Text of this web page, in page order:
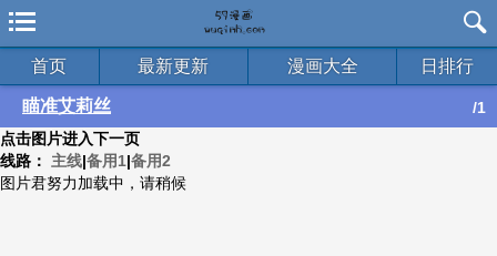
首页 最新更新 漫画大全 日排行
瞄准艾莉丝
/1
点击图片进入下一页
线路： 主线|备用1|备用2
图片君努力加载中，请稍候